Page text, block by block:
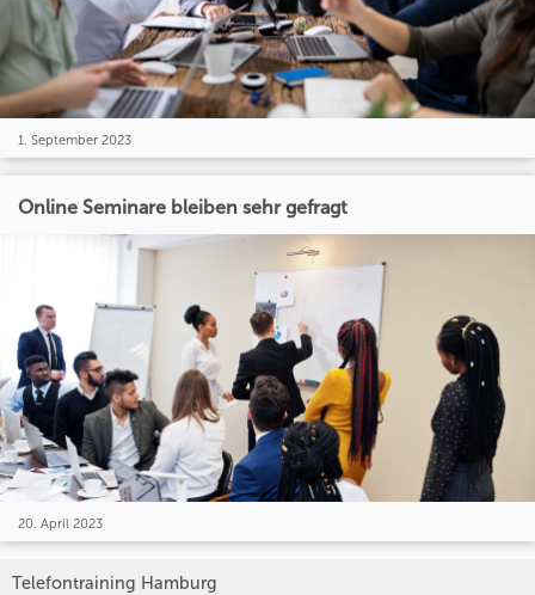
1. September 2023
Online Seminare bleiben sehr gefragt
20. April 2023
Telefontraining Hamburg